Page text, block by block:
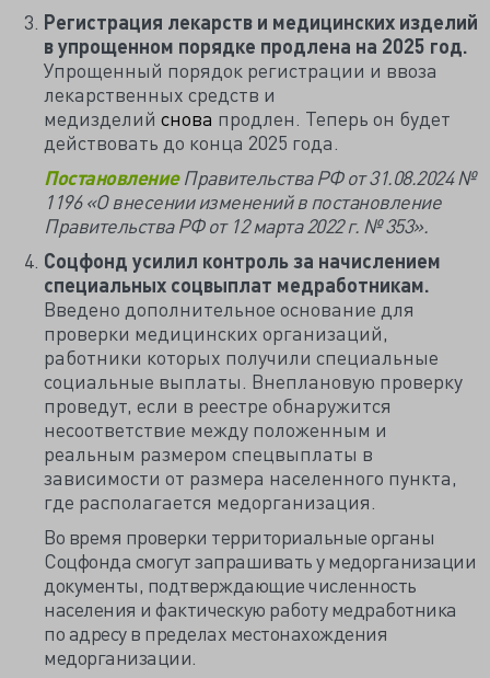
Регистрация лекарств и медицинских изделий
в упрощенном порядке продлена на 2025 год.
Упрощенный порядок регистрации и ввоза
лекарственных средств и
медизделий снова продлен. Теперь он будет
действовать до конца 2025 года.
ПостановлениеПравительства РФ от 31.08.2024 №
1196 «О внесении изменений в постановление
Правительства РФ от 12 марта 2022 г. № 353».
Соцфонд усилил контроль за начислением
специальных соцвыплат медработникам.
Введено дополнительное основание для
проверки медицинских организаций,
работники которых получили специальные
социальные выплаты. Внеплановую проверку
проведут, если в реестре обнаружится
несоответствие между положенным и
реальным размером спецвыплаты в
зависимости от размера населенного пункта,
где располагается медорганизация.
Во время проверки территориальные органы
Соцфонда смогут запрашивать у медорганизации
документы, подтверждающие численность
населения и фактическую работу медработника
по адресу в пределах местонахождения
медорганизации.